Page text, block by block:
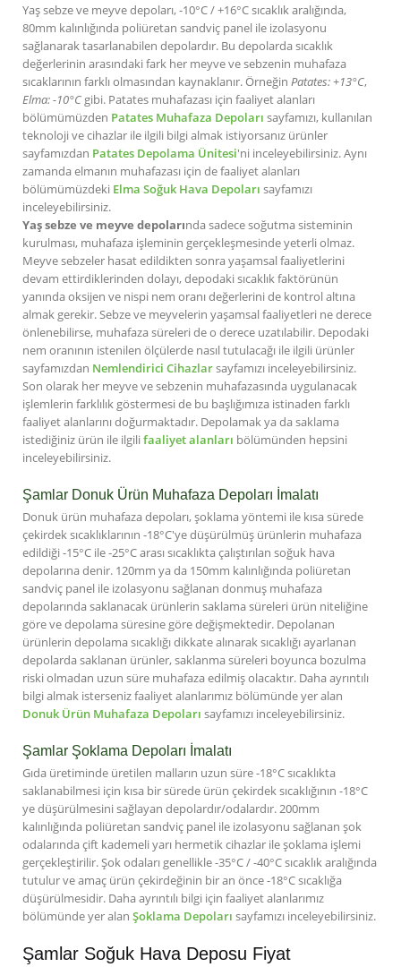
Yaş sebze ve meyve depoları, -10°C / +16°C sıcaklık aralığında,
80mm kalınlığında poliüretan sandviç panel ile izolasyonu
sağlanarak tasarlanabilen depolardır. Bu depolarda sıcaklık
değerlerinin arasındaki fark her meyve ve sebzenin muhafaza
sıcaklarının farklı olmasından kaynaklanır. Örneğin Patates: +13°C,
Elma: -10°C gibi. Patates muhafazası için faaliyet alanları
bölümümüzden Patates Muhafaza Depoları sayfamızı, kullanılan
teknoloji ve cihazlar ile ilgili bilgi almak istiyorsanız ürünler
sayfamızdan Patates Depolama Ünitesi'ni inceleyebilirsiniz. Aynı
zamanda elmanın muhafazası için de faaliyet alanları
bölümümüzdeki Elma Soğuk Hava Depoları sayfamızı
inceleyebilirsiniz.
Yaş sebze ve meyve depolarında sadece soğutma sisteminin
kurulması, muhafaza işleminin gerçekleşmesinde yeterli olmaz.
Meyve sebzeler hasat edildikten sonra yaşamsal faaliyetlerini
devam ettirdiklerinden dolayı, depodaki sıcaklık faktörünün
yanında oksijen ve nispi nem oranı değerlerini de kontrol altına
almak gerekir. Sebze ve meyvelerin yaşamsal faaliyetleri ne derece
önlenebilirse, muhafaza süreleri de o derece uzatılabilir. Depodaki
nem oranının istenilen ölçülerde nasıl tutulacağı ile ilgili ürünler
sayfamızdan Nemlendirici Cihazlarsayfamızı inceleyebilirsiniz.
Son olarak her meyve ve sebzenin muhafazasında uygulanacak
işlemlerin farklılık göstermesi de bu başlığımıza istinaden farklı
faaliyet alanlarını doğurmaktadır. Depolamak ya da saklama
istediğiniz ürün ile ilgilifaaliyet alanları bölümünden hepsini
inceleyebilirsiniz.
Şamlar Donuk Ürün Muhafaza Depoları İmalatı
Donuk ürün muhafaza depoları, şoklama yöntemi ile kısa sürede
çekirdek sıcaklıklarının -18°C'ye düşürülmüş ürünlerin muhafaza
edildiği -15°C ile -25°C arası sıcaklıkta çalıştırılan soğuk hava
depolarına denir. 120mm ya da 150mm kalınlığında poliüretan
sandviç panel ile izolasyonu sağlanan donmuş muhafaza
depolarında saklanacak ürünlerin saklama süreleri ürün niteliğine
göre ve depolama süresine göre değişmektedir. Depolanan
ürünlerin depolama sıcaklığı dikkate alınarak sıcaklığı ayarlanan
depolarda saklanan ürünler, saklanma süreleri boyunca bozulma
riski olmadan uzun süre muhafaza edilmiş olacaktır. Daha ayrıntılı
bilgi almak isterseniz faaliyet alanlarımız bölümünde yer alan
Donuk Ürün Muhafaza Depoları sayfamızı inceleyebilirsiniz.
Şamlar Şoklama Depoları İmalatı
Gıda üretiminde üretilen malların uzun süre -18°C sıcaklıkta
saklanabilmesi için kısa bir sürede ürün çekirdek sıcaklığının -18°C
ye düşürülmesini sağlayan depolardır/odalardır. 200mm
kalınlığında poliüretan sandviç panel ile izolasyonu sağlanan şok
odalarında çift kademeli yarı hermetik cihazlar ile şoklama işlemi
gerçekleştirilir. Şok odaları genellikle -35°C / -40°C sıcaklık aralığında
tutulur ve amaç ürün çekirdeğinin bir an önce -18°C sıcaklığa
düşürülmesidir. Daha ayrıntılı bilgi için faaliyet alanlarımız
bölümünde yer alan Şoklama Depoları sayfamızı inceleyebilirsiniz.
Şamlar Soğuk Hava Deposu Fiyat